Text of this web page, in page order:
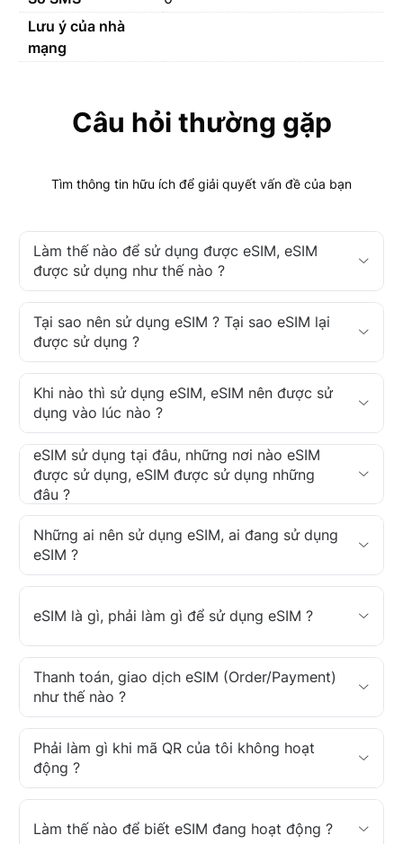
Lưu ý của nhà
mạng
Câu hỏi thường gặp
Tìm thông tin hữu ích để giải quyết vấn đề của bạn
Làm thế nào để sử dụng được eSIM, eSIM
được sử dụng như thế nào ?
Tại sao nên sử dụng eSIM ? Tại sao eSIM lại
được sử dụng ?
Khi nào thì sử dụng eSIM, eSIM nên được sử
dụng vào lúc nào ?
eSIM sử dụng tại đâu, những nơi nào eSIM
được sử dụng, eSIM được sử dụng những
đâu ?
Những ai nên sử dụng eSIM, ai đang sử dụng
eSIM ?
eSIM là gì, phải làm gì để sử dụng eSIM ?
Thanh toán, giao dịch eSIM (Order/Payment)
như thế nào ?
Phải làm gì khi mã QR của tôi không hoạt
động ?
Làm thế nào để biết eSIM đang hoạt động ?